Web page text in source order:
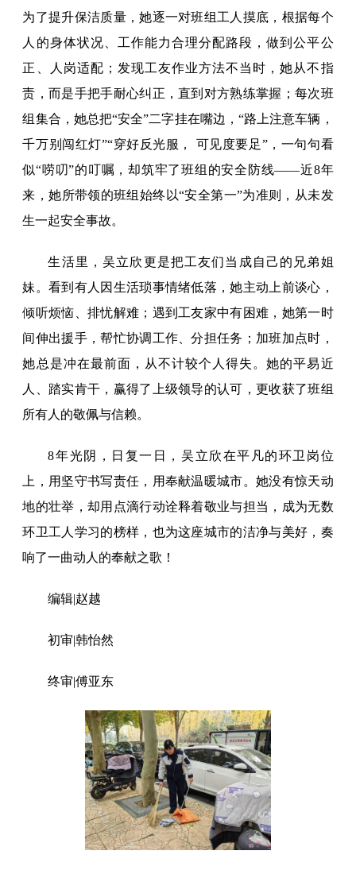
为了提升保洁质量，她逐一对班组工人摸底，根据每个
人的身体状况、工作能力合理分配路段，做到公平公
正、人岗适配；发现工友作业方法不当时，她从不指
责，而是手把手耐心纠正，直到对方熟练掌握；每次班
组集合，她总把“安全”二字挂在嘴边，“路上注意车辆，
千万别闯红灯”“穿好反光服， 可见度要足”，一句句看
似“唠叨”的叮嘱，却筑牢了班组的安全防线——近8年
来，她所带领的班组始终以“安全第一”为准则，从未发
生一起安全事故。
生活里，吴立欣更是把工友们当成自己的兄弟姐
妹。看到有人因生活琐事情绪低落，她主动上前谈心，
倾听烦恼、排忧解难；遇到工友家中有困难，她第一时
间伸出援手，帮忙协调工作、分担任务；加班加点时，
她总是冲在最前面，从不计较个人得失。她的平易近
人、踏实肯干，赢得了上级领导的认可，更收获了班组
所有人的敬佩与信赖。
8年光阴，日复一日，吴立欣在平凡的环卫岗位
上，用坚守书写责任，用奉献温暖城市。她没有惊天动
地的壮举，却用点滴行动诠释着敬业与担当，成为无数
环卫工人学习的榜样，也为这座城市的洁净与美好，奏
响了一曲动人的奉献之歌！
编辑|赵越
初审|韩怡然
终审|傅亚东